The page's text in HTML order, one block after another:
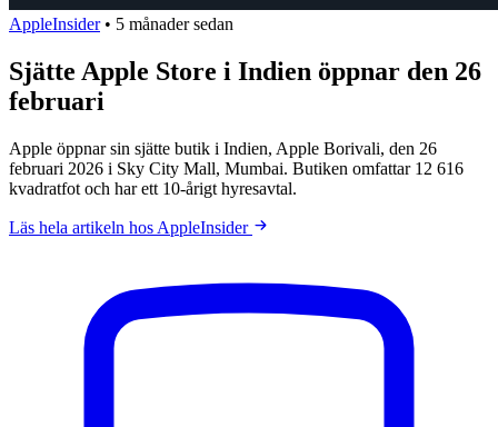
AppleInsider • 5 månader sedan
Sjätte Apple Store i Indien öppnar den 26
februari
Apple öppnar sin sjätte butik i Indien, Apple Borivali, den 26
februari 2026 i Sky City Mall, Mumbai. Butiken omfattar 12 616
kvadratfot och har ett 10-årigt hyresavtal.
Läs hela artikeln hos AppleInsider